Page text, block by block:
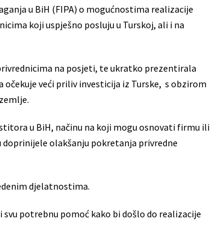
u BiH (FIPA) o mogućnostima realizacije
koji uspješno posluju u Turskoj, ali i na
na posjeti, te ukratko prezentirala
očekuje veći priliv investicija iz Turske, s obzirom
u BiH, načinu na koji mogu osnovati firmu ili
olakšanju pokretanja privredne
djelatnostima.
potrebnu pomoć kako bi došlo do realizacije